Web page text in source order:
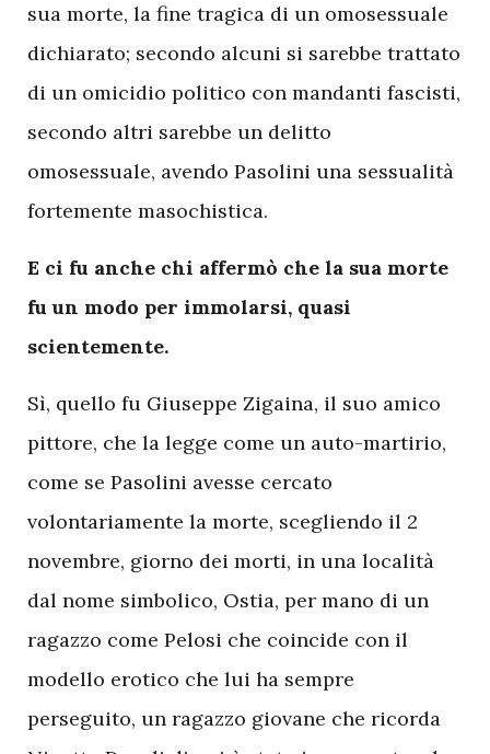
sua morte, la fine tragica di un omosessuale
dichiarato; secondo alcuni si sarebbe trattato
di un omicidio politico con mandanti fascisti,
secondo altri sarebbe un delitto
omosessuale, avendo Pasolini una sessualità
fortemente masochistica.
E ci fu anche chi affermò che la sua morte
fu un modo per immolarsi, quasi
scientemente.
Sì, quello fu Giuseppe Zigaina, il suo amico
pittore, che la legge come un auto-martirio,
come se Pasolini avesse cercato
volontariamente la morte, scegliendo il 2
novembre, giorno dei morti, in una località
dal nome simbolico, Ostia, per mano di un
ragazzo come Pelosi che coincide con il
modello erotico che lui ha sempre
perseguito, un ragazzo giovane che ricorda